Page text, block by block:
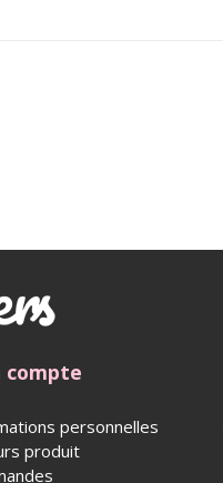
compte
personnelles
produit